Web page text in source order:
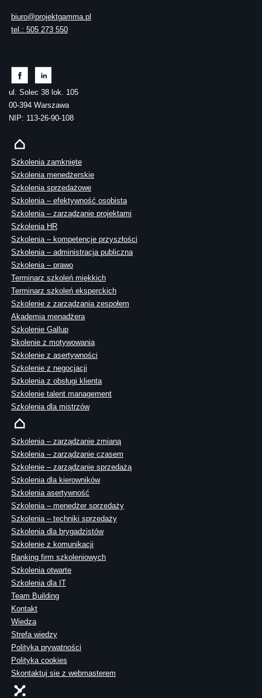
biuro@projektgamma.pl
tel.: 505 273 550
ul. Solec 38 lok. 105
00-394 Warszawa
NIP: 113-26-90-108
Szkolenia zamknięte
Szkolenia menedżerskie
Szkolenia sprzedażowe
Szkolenia – efektywność osobista
Szkolenia – zarządzanie projektami
Szkolenia HR
Szkolenia – kompetencje przyszłości
Szkolenia – administracja publiczna
Szkolenia – prawo
Terminarz szkoleń miękkich
Terminarz szkoleń eksperckich
Szkolenie z zarządzania zespołem
Akademia menadżera
Szkolenie Gallup
Skolenie z motywowania
Szkolenie z asertywności
Szkolenie z negocjacji
Szkolenia z obsługi klienta
Szkolenie talent management
Szkolenia dla mistrzów
Szkolenia – zarządzanie zmianą
Szkolenia – zarządzanie czasem
Szkolenie – zarządzanie sprzedażą
Szkolenia dla kierowników
Szkolenia asertywność
Szkolenia – menedżer sprzedaży
Szkolenia – techniki sprzedaży
Szkolenia dla brygadzistów
Szkolenie z komunikacji
Ranking firm szkoleniowych
Szkolenia otwarte
Szkolenia dla IT
Team Building
Kontakt
Wiedza
Strefa wiedzy
Polityka prywatności
Polityka cookies
Skontaktuj sie z webmasterem